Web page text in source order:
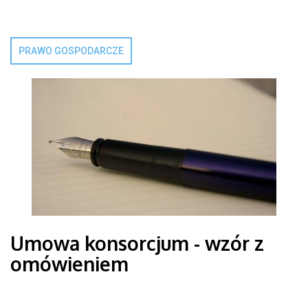
PRAWO GOSPODARCZE
Umowa konsorcjum - wzór z
omówieniem